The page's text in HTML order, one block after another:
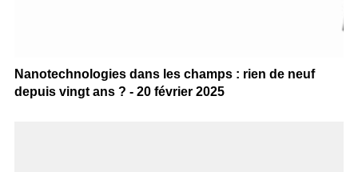
Nanotechnologies dans les champs : rien de neuf
depuis vingt ans ? - 20 février 2025